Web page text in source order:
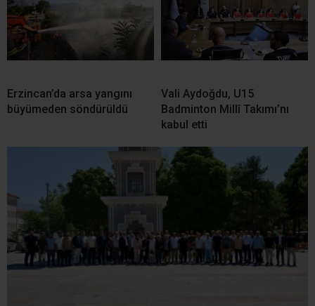
Erzincan’da arsa yangını
büyümeden söndürüldü
Vali Aydoğdu, U15
Badminton Millî Takımı’nı
kabul etti